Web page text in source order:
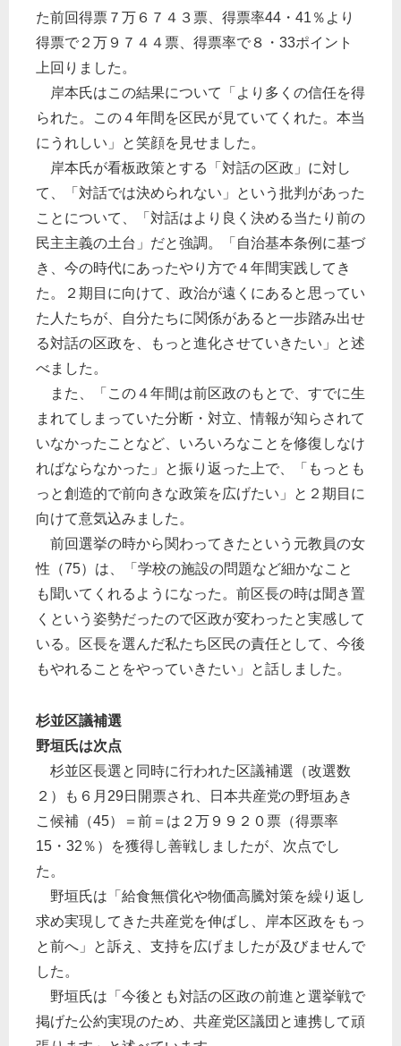
た前回得票７万６７４３票、得票率44・41％より
得票で２万９７４４票、得票率で８・33ポイント
上回りました。
岸本氏はこの結果について「より多くの信任を得
られた。この４年間を区民が見ていてくれた。本当
にうれしい」と笑顔を見せました。
岸本氏が看板政策とする「対話の区政」に対し
て、「対話では決められない」という批判があった
ことについて、「対話はより良く決める当たり前の
民主主義の土台」だと強調。「自治基本条例に基づ
き、今の時代にあったやり方で４年間実践してき
た。２期目に向けて、政治が遠くにあると思ってい
た人たちが、自分たちに関係があると一歩踏み出せ
る対話の区政を、もっと進化させていきたい」と述
べました。
また、「この４年間は前区政のもとで、すでに生
まれてしまっていた分断・対立、情報が知らされて
いなかったことなど、いろいろなことを修復しなけ
ればならなかった」と振り返った上で、「もっとも
っと創造的で前向きな政策を広げたい」と２期目に
向けて意気込みました。
前回選挙の時から関わってきたという元教員の女
性（75）は、「学校の施設の問題など細かなこと
も聞いてくれるようになった。前区長の時は聞き置
くという姿勢だったので区政が変わったと実感して
いる。区長を選んだ私たち区民の責任として、今後
もやれることをやっていきたい」と話しました。
杉並区議補選
野垣氏は次点
杉並区長選と同時に行われた区議補選（改選数
２）も６月29日開票され、日本共産党の野垣あき
こ候補（45）＝前＝は２万９９２０票（得票率
15・32％）を獲得し善戦しましたが、次点でし
た。
野垣氏は「給食無償化や物価高騰対策を繰り返し
求め実現してきた共産党を伸ばし、岸本区政をもっ
と前へ」と訴え、支持を広げましたが及びませんで
した。
野垣氏は「今後とも対話の区政の前進と選挙戦で
掲げた公約実現のため、共産党区議団と連携して頑